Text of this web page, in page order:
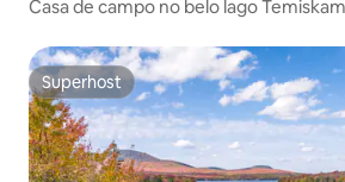
Casa de campo no belo lago
Superhost
Superhost